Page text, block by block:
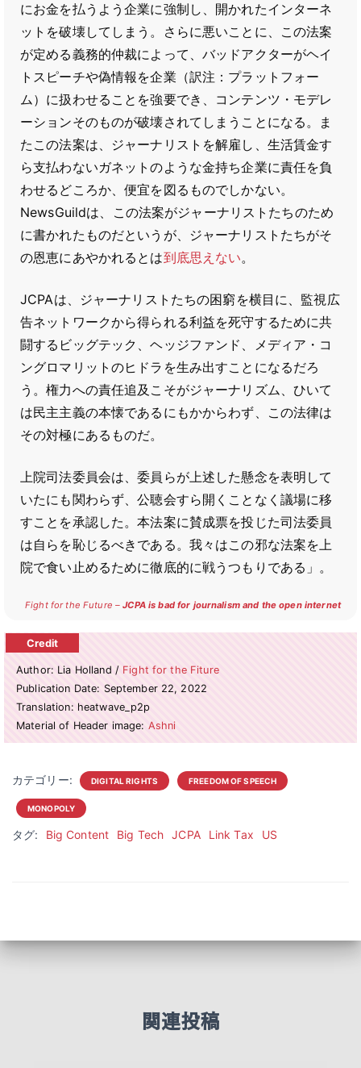
にお金を払うよう企業に強制し、開かれたインターネ
ットを破壊してしまう。さらに悪いことに、この法案
が定める義務的仲裁によって、バッドアクターがヘイ
トスピーチや偽情報を企業（訳注：プラットフォー
ム）に扱わせることを強要でき、コンテンツ・モデレ
ーションそのものが破壊されてしまうことになる。ま
たこの法案は、ジャーナリストを解雇し、生活賃金す
ら支払わないガネットのような金持ち企業に責任を負
わせるどころか、便宜を図るものでしかない。
NewsGuildは、この法案がジャーナリストたちのため
に書かれたものだというが、ジャーナリストたちがそ
の恩恵にあやかれるとは到底思えない。
JCPAは、ジャーナリストたちの困窮を横目に、監視広
告ネットワークから得られる利益を死守するために共
闘するビッグテック、ヘッジファンド、メディア・コ
ングロマリットのヒドラを生み出すことになるだろ
う。権力への責任追及こそがジャーナリズム、ひいて
は民主主義の本懐であるにもかからわず、この法律は
その対極にあるものだ。
上院司法委員会は、委員らが上述した懸念を表明して
いたにも関わらず、公聴会すら開くことなく議場に移
すことを承認した。本法案に賛成票を投じた司法委員
は自らを恥じるべきである。我々はこの邪な法案を上
院で食い止めるために徹底的に戦うつもりである」。
Fight for the Future –JCPA is bad for journalism and the open internet
Author: Lia Holland / Fight for the Fiture
Publication Date: September 22, 2022
Translation: heatwave_p2p
Material of Header image: Ashni
カテゴリー: DIGITAL RIGHTS FREEDOM OF SPEECH
MONOPOLY
タグ: Big Content Big Tech JCPA Link Tax US
関連投稿